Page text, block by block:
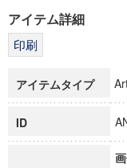
科学研究費補
博士課程教育
アイテム詳細
アイテムタイプ
ID